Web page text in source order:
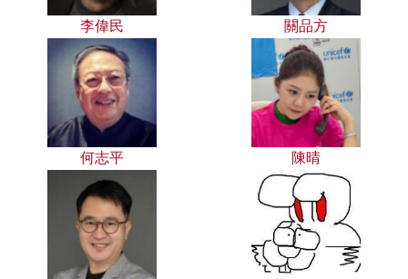
李偉民 關品方
何志平 陳晴